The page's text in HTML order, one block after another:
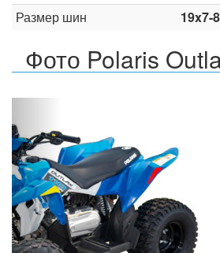
Размер шин 19x7-
Фото Polaris